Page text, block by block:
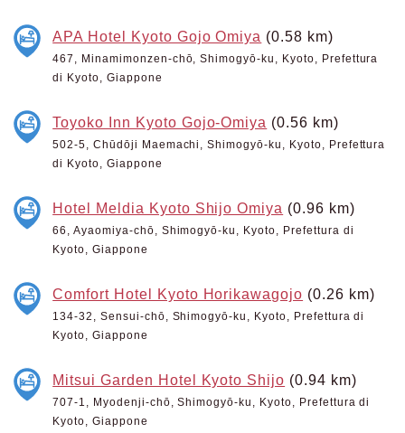
APA Hotel Kyoto Gojo Omiya (0.58 km)
467, Minamimonzen-chō, Shimogyō-ku, Kyoto, Prefettura
di Kyoto, Giappone
Toyoko Inn Kyoto Gojo-Omiya (0.56 km)
502-5, Chūdōji Maemachi, Shimogyō-ku, Kyoto, Prefettura
di Kyoto, Giappone
Hotel Meldia Kyoto Shijo Omiya (0.96 km)
66, Ayaomiya-chō, Shimogyō-ku, Kyoto, Prefettura di
Kyoto, Giappone
Comfort Hotel Kyoto Horikawagojo (0.26 km)
134-32, Sensui-chō, Shimogyō-ku, Kyoto, Prefettura di
Kyoto, Giappone
Mitsui Garden Hotel Kyoto Shijo (0.94 km)
707-1, Myodenji-chō, Shimogyō-ku, Kyoto, Prefettura di
Kyoto, Giappone